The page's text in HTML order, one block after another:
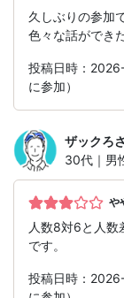
久しぶりの参加
色々な話ができ
投稿日時：
に参加）
ザックろ
30代｜男
や
人数8対6と人数
です。
投稿日時：